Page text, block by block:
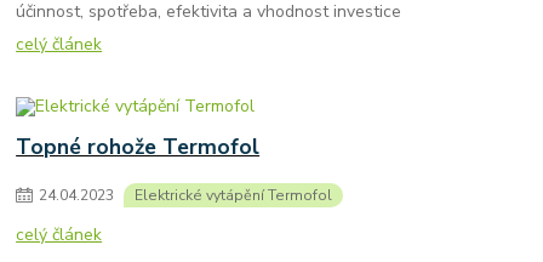
účinnost, spotřeba, efektivita a vhodnost investice
celý článek
Topné rohože Termofol
24.04.2023 Elektrické vytápění Termofol
celý článek